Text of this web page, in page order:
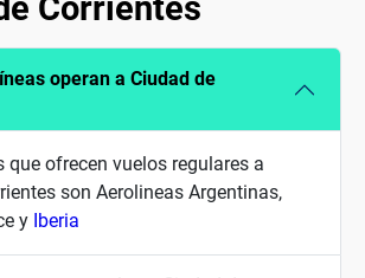
operan a Ciudad de
que ofrecen vuelos regulares a
son Aerolineas Argentinas,
y Iberia